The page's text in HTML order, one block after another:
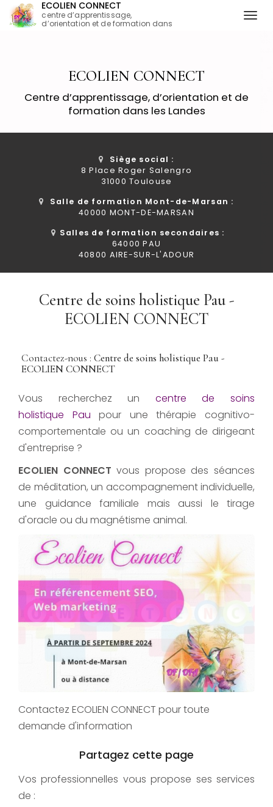
ECOLIEN CONNECT
centre d’apprentissage,
d’orientation et de formation dans
ECOLIEN CONNECT
Centre d’apprentissage, d’orientation et de
formation dans les Landes
Siège social :
8 Place Roger Salengro
31000 Toulouse
Salle de formation Mont-de-Marsan :
40000 MONT-DE-MARSAN
Salles de formation secondaires :
64000 PAU
40800 AIRE-SUR-L'ADOUR
Centre de soins holistique Pau -
ECOLIEN CONNECT
Contactez-nous : Centre de soins holistique Pau -
ECOLIEN CONNECT
Vous recherchez un centre de soins
holistique Pau pour une thérapie cognitivo-
comportementale ou un coaching de dirigeant
d'entreprise ?
ECOLIEN CONNECTvous propose des séances
de méditation, un accompagnement individuelle,
une guidance familiale mais aussi le tirage
d'oracle ou du magnétisme animal.
Contactez ECOLIEN CONNECT pour toute
demande d'information
Vos professionnelles vous propose ses services
de :